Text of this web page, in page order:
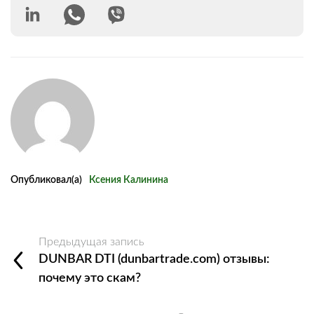
Опубликовал(а) Ксения Калинина
Предыдущая запись
DUNBAR DTI (dunbartrade.com) отзывы:
почему это скам?